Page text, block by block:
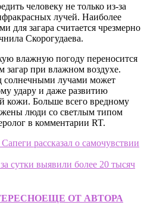
человеку не только из-за
лучей. Наиболее
для загара считается чрезмерно
Скорогудаева.
влажную погоду переносится
загар при влажном воздухе.
солнечными лучами может
удару и даже развитию
кожи. Больше всего вредному
люди со светлым типом
в комментарии RT.
рассказал о самочувствии
сутки выявили более 20 тысяч
ЕЩЕ ОТ АВТОРА